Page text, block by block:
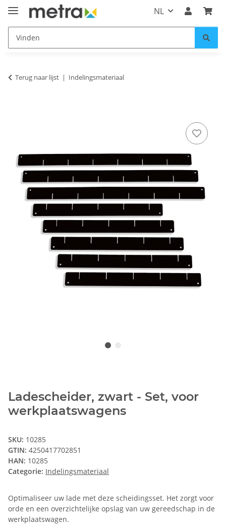
NL
Terug naar lijst Indelingsmateriaal
Ladescheider, zwart - Set, voor
werkplaatswagens
SKU: 10285
GTIN: 4250417702851
HAN: 10285
Categorie: Indelingsmateriaal
Optimaliseer uw lade met deze scheidingsset. Het zorgt voor
orde en een overzichtelijke opslag van uw gereedschap in de
werkplaatswagen.